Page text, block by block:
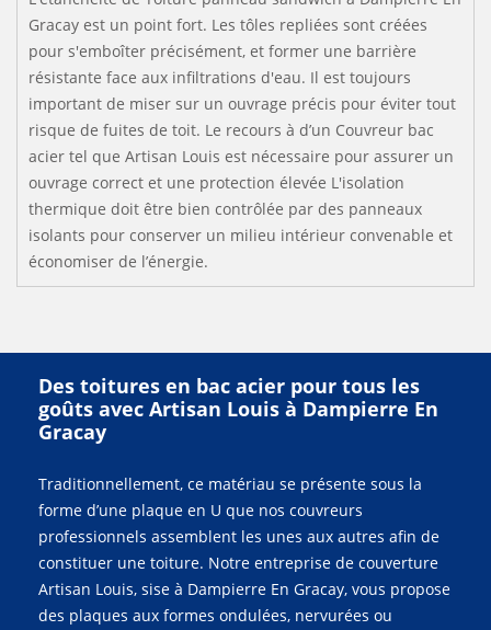
Gracay est un point fort. Les tôles repliées sont créées
pour s'emboîter précisément, et former une barrière
résistante face aux infiltrations d'eau. Il est toujours
important de miser sur un ouvrage précis pour éviter tout
risque de fuites de toit. Le recours à d’un Couvreur bac
acier tel que Artisan Louis est nécessaire pour assurer un
ouvrage correct et une protection élevée L'isolation
thermique doit être bien contrôlée par des panneaux
isolants pour conserver un milieu intérieur convenable et
économiser de l’énergie.
Des toitures en bac acier pour tous les
goûts avec Artisan Louis à Dampierre En
Gracay
Traditionnellement, ce matériau se présente sous la
forme d’une plaque en U que nos couvreurs
professionnels assemblent les unes aux autres afin de
constituer une toiture. Notre entreprise de couverture
Artisan Louis, sise à Dampierre En Gracay, vous propose
des plaques aux formes ondulées, nervurées ou